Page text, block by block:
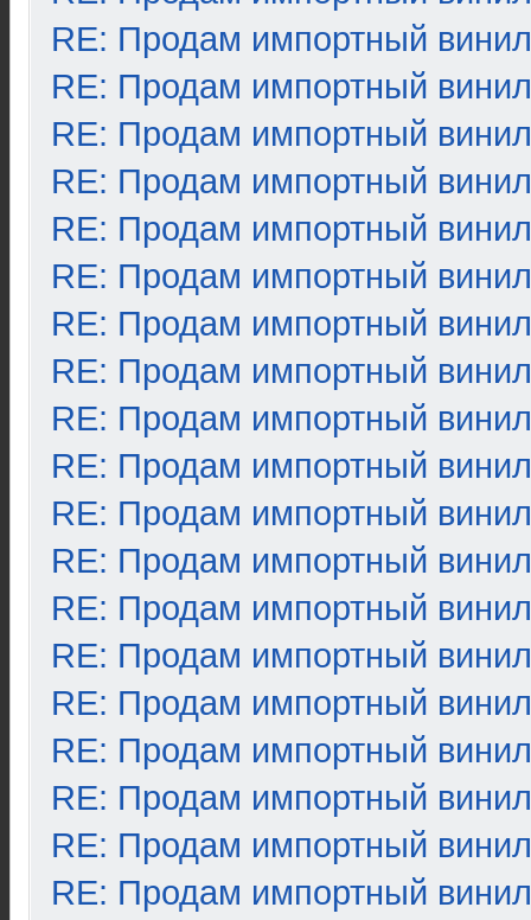
RE: Продам импортный винил
RE: Продам импортный винил
RE: Продам импортный винил
RE: Продам импортный винил
RE: Продам импортный винил
RE: Продам импортный винил
RE: Продам импортный винил
RE: Продам импортный винил
RE: Продам импортный винил
RE: Продам импортный винил
RE: Продам импортный винил
RE: Продам импортный винил
RE: Продам импортный винил
RE: Продам импортный винил
RE: Продам импортный винил
RE: Продам импортный винил
RE: Продам импортный винил
RE: Продам импортный винил
RE: Продам импортный винил